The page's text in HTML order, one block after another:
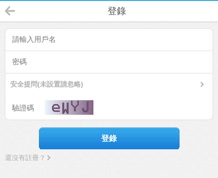
登錄
安全提問(未設置請忽略)
登錄
還沒有註冊？